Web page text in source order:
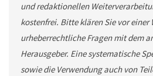
und redaktionellen
kostenfrei. Bitte klären Sie vor einer
urheberrechtliche Fragen mit dem
Herausgeber. Eine systematische
sowie die Verwendung auch von